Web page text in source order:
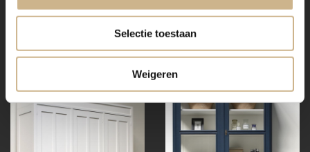
Selectie toestaan
Weigeren
Vitrinekast Amiens 2-7033
Vitrinekast Monaco 2-